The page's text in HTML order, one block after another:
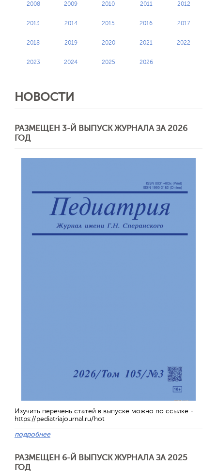
2008 2009 2010 2011 2012
2013 2014 2015 2016 2017
2018 2019 2020 2021 2022
2023 2024 2025 2026
НОВОСТИ
РАЗМЕЩЕН 3-Й ВЫПУСК ЖУРНАЛА ЗА 2026
ГОД
Изучить перечень статей в выпуске можно по ссылке -
https://pediatriajournal.ru/hot
подробнее
РАЗМЕЩЕН 6-Й ВЫПУСК ЖУРНАЛА ЗА 2025
ГОД